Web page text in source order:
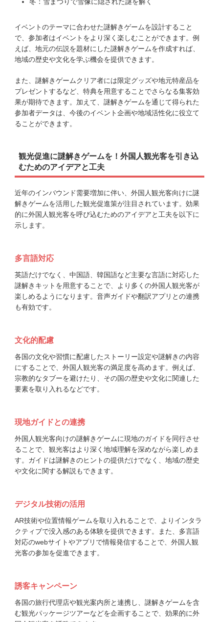
イベントのテーマに合わせた謎解きゲームを設計すること
で、参加者はイベントをより深く楽しむことができます。例
えば、地元の伝説を題材にした謎解きゲームを作成すれば、
地域の歴史や文化を学ぶ機会を提供できます。
また、謎解きゲームクリア者には限定グッズや地元特産品を
プレゼントするなど、特典を用意することでさらなる集客効
果が期待できます。加えて、謎解きゲームを通じて得られた
参加者データは、今後のイベント企画や地域活性化に役立て
ることができます。
観光促進に謎解きゲームを！外国人観光客を引き込
むためのアイデアと工夫
近年のインバウンド需要増加に伴い、外国人観光客向けに謎
解きゲームを活用した観光促進策が注目されています。効果
的に外国人観光客を呼び込むためのアイデアと工夫を以下に
示します。
多言語対応
英語だけでなく、中国語、韓国語など主要な言語に対応した
謎解きキットを用意することで、より多くの外国人観光客が
楽しめるようになります。音声ガイドや翻訳アプリとの連携
も有効です。
文化的配慮
各国の文化や習慣に配慮したストーリー設定や謎解きの内容
にすることで、外国人観光客の満足度を高めます。例えば、
宗教的なタブーを避けたり、その国の歴史や文化に関連した
要素を取り入れるなどです。
現地ガイドとの連携
外国人観光客向けの謎解きゲームに現地のガイドを同行させ
ることで、観光客はより深く地域理解を深めながら楽しめま
す。ガイドは謎解きのヒントの提供だけでなく、地域の歴史
や文化に関する解説もできます。
デジタル技術の活用
AR技術や位置情報ゲームを取り入れることで、よりインタラ
クティブで没入感のある体験を提供できます。また、多言語
対応のwebサイトやアプリで情報発信することで、外国人観
光客の参加を促進できます。
誘客キャンペーン
各国の旅行代理店や観光案内所と連携し、謎解きゲームを含
む観光パッケージツアーなどを企画することで、効果的に外